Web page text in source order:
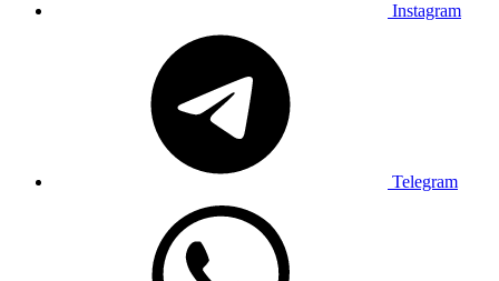
Instagram
Telegram